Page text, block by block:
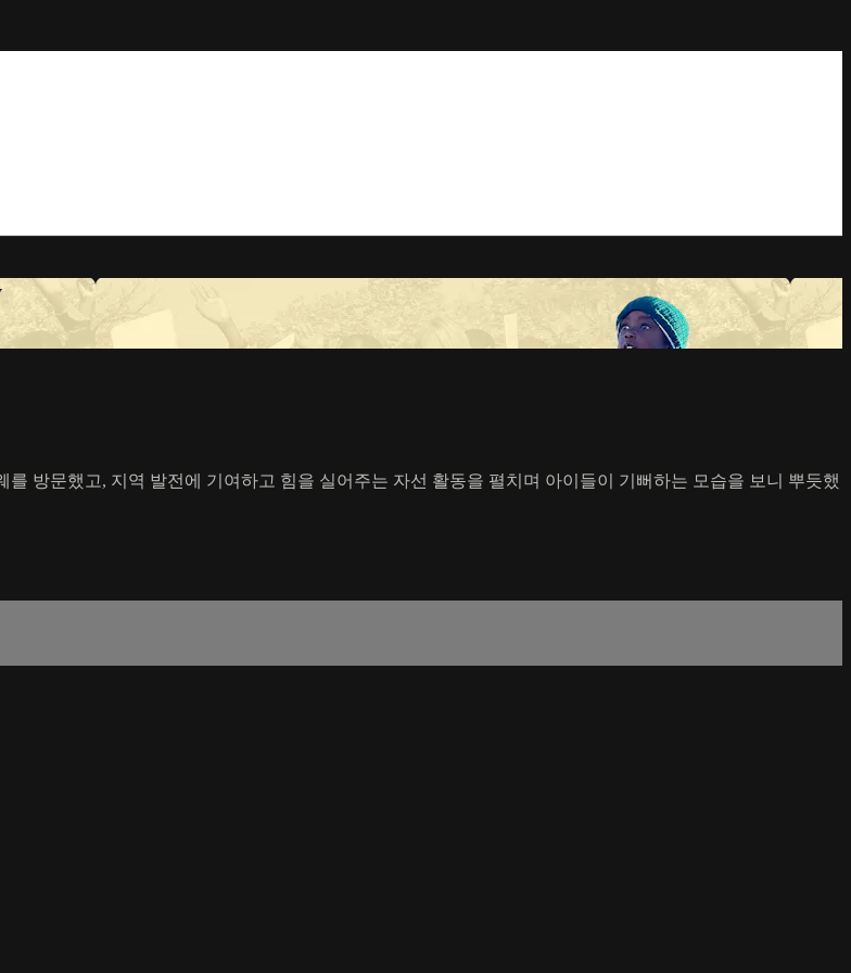
방문했고, 지역 발전에 기여하고 힘을 실어주는 자선 활동을 펼치며 아이들이 기뻐하는 모습을 보니 뿌듯했